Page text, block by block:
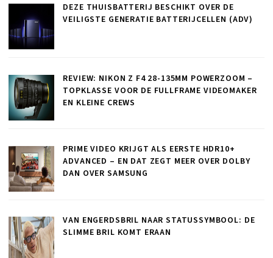
DEZE THUISBATTERIJ BESCHIKT OVER DE
VEILIGSTE GENERATIE BATTERIJCELLEN (ADV)
REVIEW: NIKON Z F4 28-135MM POWERZOOM –
TOPKLASSE VOOR DE FULLFRAME VIDEOMAKER
EN KLEINE CREWS
PRIME VIDEO KRIJGT ALS EERSTE HDR10+
ADVANCED – EN DAT ZEGT MEER OVER DOLBY
DAN OVER SAMSUNG
VAN ENGERDSBRIL NAAR STATUSSYMBOOL: DE
SLIMME BRIL KOMT ERAAN